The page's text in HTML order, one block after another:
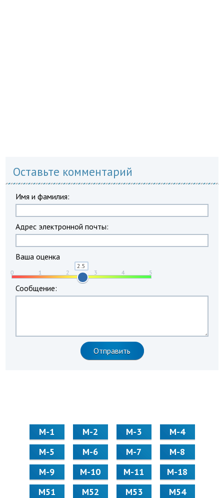
Оставьте комментарий
Имя и фамилия:
Адрес электронной почты:
Ваша оценка
Сообщение:
М-1 М-2 М-3
М-4
М-5
М-6 М-7
М-8
М-9
М-10 М-11
М-18
М51
М52 М53
М54